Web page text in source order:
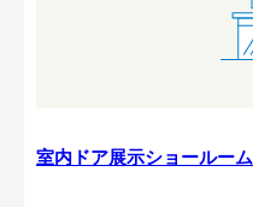
室内ドア展示ショールーム